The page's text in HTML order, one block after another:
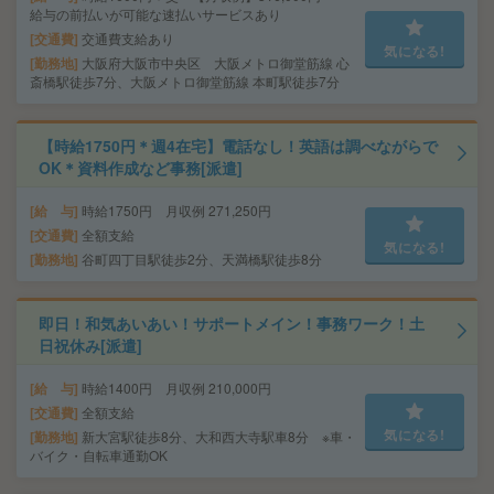
給与の前払いが可能な速払いサービスあり
交通費 交通費支給あり
勤務地 大阪府大阪市中央区 大阪メトロ御堂筋線 心
斎橋駅徒歩7分、大阪メトロ御堂筋線 本町駅徒歩7分
気になる!
【時給1750円＊週4在宅】電話なし！英語は調べながらで
OK＊資料作成など事務[派遣]
給 与 時給1750円 月収例 271,250円
交通費 全額支給
勤務地 谷町四丁目駅徒歩2分、天満橋駅徒歩8分
気になる!
即日！和気あいあい！サポートメイン！事務ワーク！土
日祝休み[派遣]
給 与 時給1400円 月収例 210,000円
交通費 全額支給
勤務地 新大宮駅徒歩8分、大和西大寺駅車8分 ※車・
バイク・自転車通勤OK
気になる!